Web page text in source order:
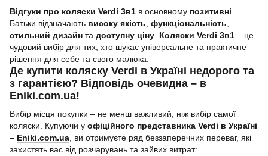
Відгуки про коляски Verdi 3в1 в основному позитивні.
Батьки відзначають високу якість, функціональність,
стильний дизайн та доступну ціну. Коляски Verdi 3в1 – це
чудовий вибір для тих, хто шукає універсальне та практичне
рішення для себе та свого малюка.
Де купити коляску Verdi в Україні недорого та
з гарантією? Відповідь очевидна – в
Eniki.com.ua!
Вибір місця покупки – не менш важливий, ніж вибір самої
коляски. Купуючи у офіційного представника Verdi в Україні
– Eniki.com.ua , ви отримуєте ряд беззаперечних переваг, які
захистять вас від розчарувань та зайвих витрат: